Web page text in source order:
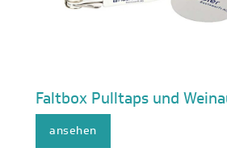
Faltbox Pulltaps und
ansehen